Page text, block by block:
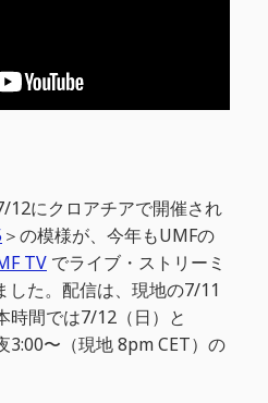
にクロアチアで開催され
＞の模様が、今年もUMFの
TV でライブ・ストリーミ
した。配信は、現地の7/11
時間では7/12（日）と
3:00〜（現地 8pm CET）の